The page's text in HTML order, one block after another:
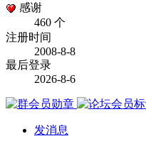
感谢
460 个
注册时间
2008-8-8
最后登录
2026-8-6
发消息